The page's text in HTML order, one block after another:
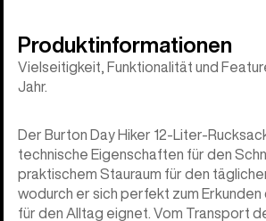
Produktinformationen
Vielseitigkeit, Funktionalität und
Jahr.
Der Burton Day Hiker 12‑Liter-
technische Eigenschaften für den
praktischem Stauraum für den
wodurch er sich perfekt zum
für den Alltag eignet. Vom Transport